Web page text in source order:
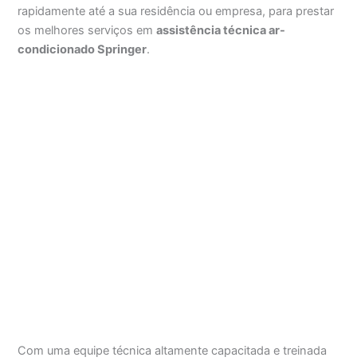
rapidamente até a sua residência ou empresa, para prestar
os melhores serviços emassistência técnica ar-
condicionado Springer.
Com uma equipe técnica altamente capacitada e treinada